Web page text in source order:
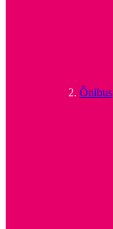
Ônibus